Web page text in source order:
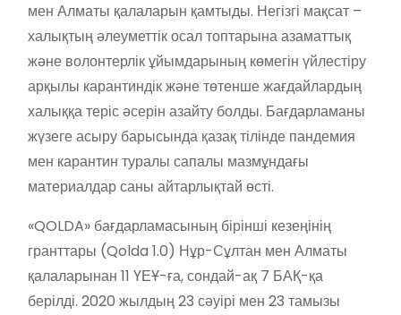
мен Алматы қалаларын қамтыды. Негізгі мақсат –
халықтың әлеуметтік осал топтарына азаматтық
және волонтерлік ұйымдарының көмегін үйлестіру
арқылы карантиндік және төтенше жағдайлардың
халыққа теріс әсерін азайту болды. Бағдарламаны
жүзеге асыру барысында қазақ тілінде пандемия
мен карантин туралы сапалы мазмұндағы
материалдар саны айтарлықтай өсті.
«QOLDA» бағдарламасының бірінші кезеңінің
гранттары (Qolda 1.0) Нұр-Сұлтан мен Алматы
қалаларынан 11 ҮЕҰ-ға, сондай-ақ 7 БАҚ-қа
берілді. 2020 жылдың 23 сәуірі мен 23 тамызы